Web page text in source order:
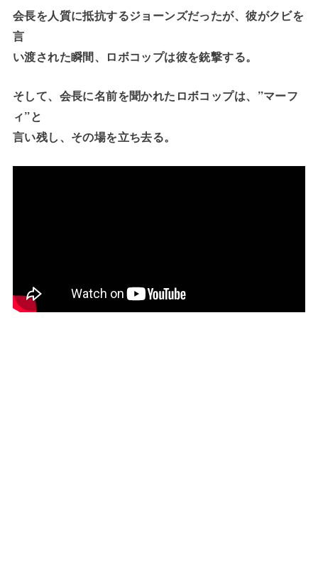
会長を人質に抵抗するジョーンズだったが、彼がクビを
言
い渡された瞬間、ロボコップは彼を銃撃する。
そして、会長に名前を聞かれたロボコップは、”マーフ
ィ”と
言い残し、その場を立ち去る。